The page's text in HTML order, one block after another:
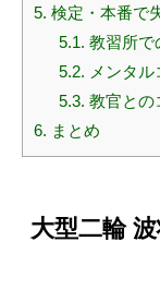
5. 検定・本番で
5.1. 教習所で
5.2. メンタ
5.3. 教官との
6. まとめ
大型二輪